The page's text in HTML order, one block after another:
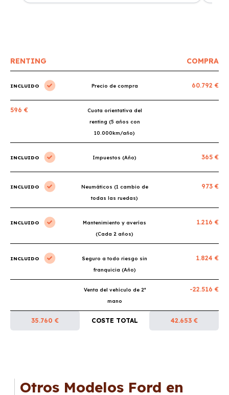
La atención fue excelente y el coche llegó en
RENTING COMPRA
INCLUIDO Precio de compra 60.792 €
596 €
Cuota orientativa del
renting (5 años con
10.000km/año)
INCLUIDO Impuestos (Año) 365 €
INCLUIDO
Neumáticos (1 cambio de
todas las ruedas)
973 €
INCLUIDO
Mantenimiento y averías
(Cada 2 años)
1.216 €
INCLUIDO
Seguro a todo riesgo sin
franquicia (Año)
1.824 €
Venta del vehículo de 2ª
mano
-22.516 €
35.760 € COSTE TOTAL 42.653 €
Otros Modelos Ford en